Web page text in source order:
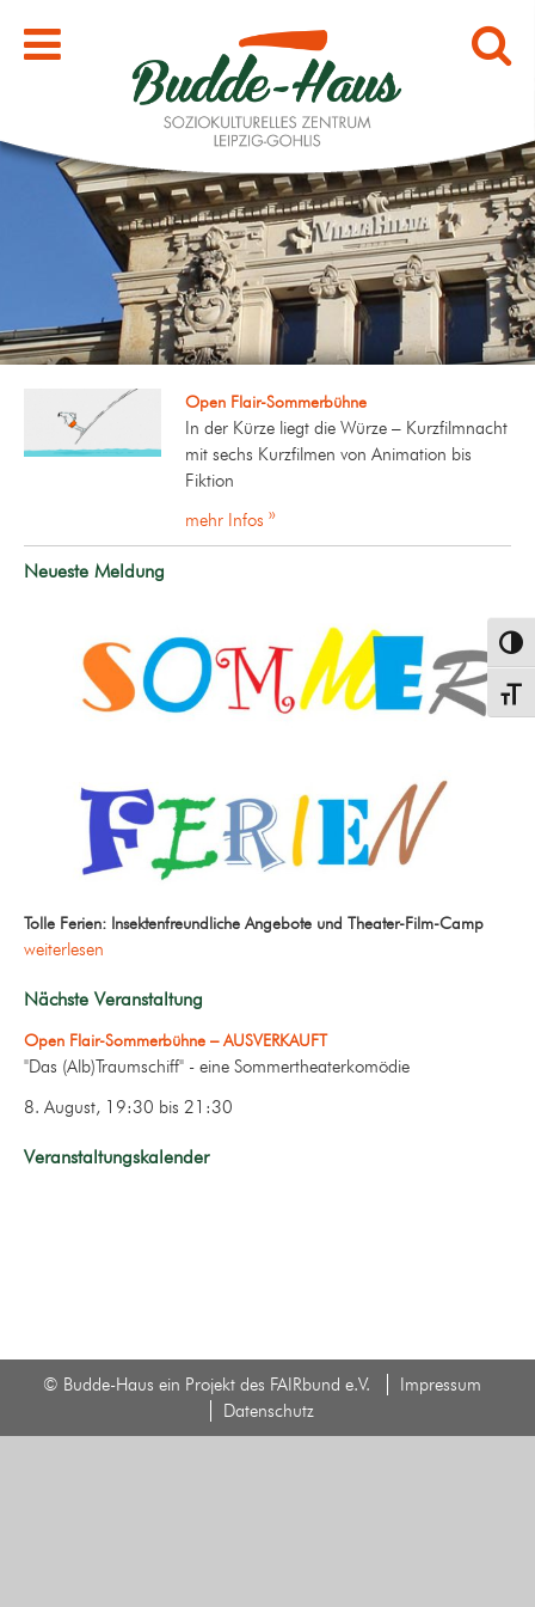
Open Flair-Sommerbühne
In der Kürze liegt die Würze – Kurzfilmnacht
mit sechs Kurzfilmen von Animation bis
Fiktion
mehr Infos »
Neueste Meldung
Tolle Ferien: Insektenfreundliche Angebote und Theater-Film-Camp
weiterlesen
Nächste Veranstaltung
Open Flair-Sommerbühne – AUSVERKAUFT
"Das (Alb)Traumschiff" - eine Sommertheaterkomödie
8. August, 19:30 bis 21:30
Veranstaltungskalender
© Budde-Haus ein Projekt des FAIRbund e.V.
Impressum
Datenschutz